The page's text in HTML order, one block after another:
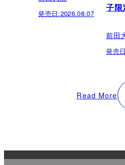
発売日:2026.08.07
子限
前田
発売
Read More